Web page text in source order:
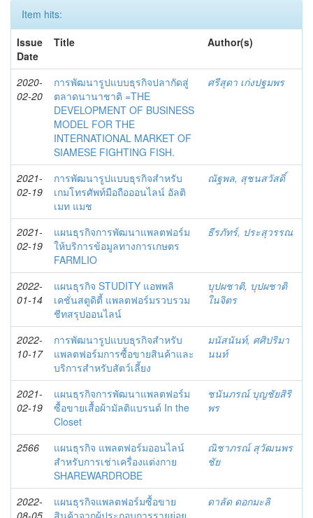
Item hits:
Issue
Date
Title Author(s)
2020-
02-20
การพัฒนารูปแบบธุรกิจปลากัดสู่
ตลาดนานาชาติ =THE
DEVELOPMENT OF BUSINESS
MODEL FOR THE
INTERNATIONAL MARKET OF
SIAMESE FIGHTING FISH.
ศรีสุดา เก่งปฐมพร
2021-
02-19
การพัฒนารูปแบบธุรกิจสำหรับ
เกมโทรศัพท์มือถือออนไลน์ อัลติ
เมท แมช
ณัฐพล, สุชนสวัสดิ์
2021-
02-19
แผนธุรกิจการพัฒนาแพลตฟอร์ม
ให้บริการข้อมูลทางการเกษตร
FARMLIO
ธีรภัทร์, ประสุวรรณ
2022-
01-14
แผนธุรกิจ STUDITY แอพพลิ
เคชั่นสตูดิตี้ แพลตฟอร์มรวบรวม
ชีทสรุปออนไลน์
บุปผชาติ, บุปผชาติ
ในจิตร
2022-
10-17
การพัฒนารูปแบบธุรกิจสำหรับ
แพลตฟอร์มการซื้อขายสินค้าและ
บริการสำหรับสัตว์เลี้ยง
มนัสนันท์, ศศิปริมา
นนท์
2021-
02-19
แผนธุรกิจการพัฒนาแพลตฟอร์ม
ซื้อขายเสื้อผ้ามัลติแบรนด์ In the
Closet
ชนันภรณ์ บุญชัยสิริ
พร
2566
แผนธุรกิจ แพลตฟอร์มออนไลน์
สำหรับการเช่าเครื่องแต่งกาย
SHAREWARDROBE
ณิชาภรณ์ สุวัฒนพร
ชัย
2022-
08-05
แผนธุรกิจแพลตฟอร์มซื้อขาย
สินค้าจากผู้ประกอบการรายย่อย
ดาลัด ดอกมะลิ